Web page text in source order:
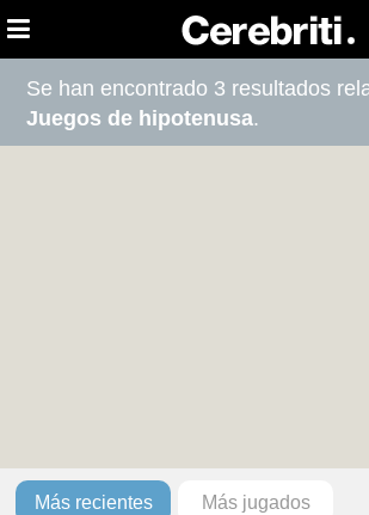
Se han encontrado 3 resultados
Juegos de hipotenusa.
Más recientes Más jugados